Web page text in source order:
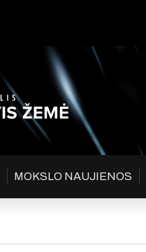
MOKSLO NAUJIENOS